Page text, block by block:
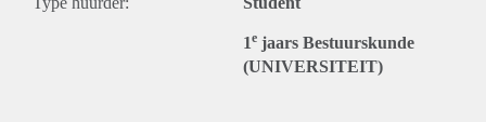
1e jaars Bestuurskunde
(UNIVERSITEIT)